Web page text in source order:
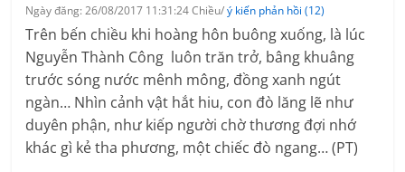
Ngày đăng: 26/08/2017 11:31:24 Chiều/ý kiến phản hồi (12)
Trên bến chiều khi hoàng hôn buông xuống, là lúc
Nguyễn Thành Công luôn trăn trở, bâng khuâng
trước sóng nước mênh mông, đồng xanh ngút
ngàn… Nhìn cảnh vật hắt hiu, con đò lăng lẽ như
duyên phận, như kiếp người chờ thương đợi nhớ
khác gì kẻ tha phương, một chiếc đò ngang… (PT)